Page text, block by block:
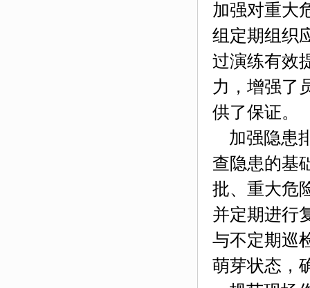
加强对重大
组定期组织
过演练有效
力，增强了
供了保证。
加强隐患
查隐患的基
批、重大危
并定期进行
与不定期巡
萌芽状态，